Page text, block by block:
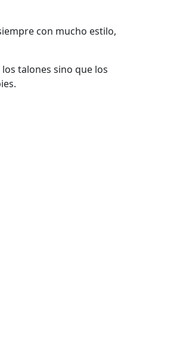
con mucho estilo,
talones sino que los